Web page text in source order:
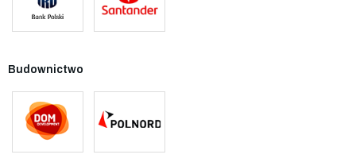
Budownictwo